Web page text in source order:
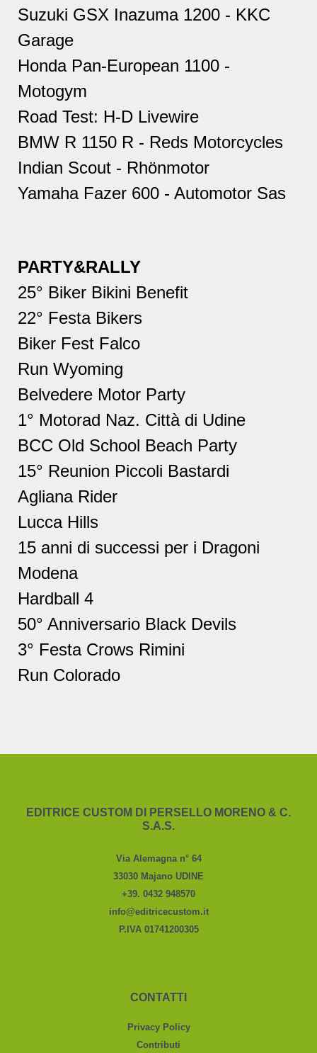
Suzuki GSX Inazuma 1200 - KKC
Garage
Honda Pan-European 1100 -
Motogym
Road Test: H-D Livewire
BMW R 1150 R - Reds Motorcycles
Indian Scout - Rhönmotor
Yamaha Fazer 600 - Automotor Sas
PARTY&RALLY
25° Biker Bikini Benefit
22° Festa Bikers
Biker Fest Falco
Run Wyoming
Belvedere Motor Party
1° Motorad Naz. Città di Udine
BCC Old School Beach Party
15° Reunion Piccoli Bastardi
Agliana Rider
Lucca Hills
15 anni di successi per i Dragoni
Modena
Hardball 4
50° Anniversario Black Devils
3° Festa Crows Rimini
Run Colorado
EDITRICE CUSTOM DI PERSELLO MORENO & C.
S.A.S.
Via Alemagna n° 64
33030 Majano UDINE
+39. 0432 948570
info@editricecustom.it
P.IVA 01741200305
CONTATTI
Privacy Policy
Contributi